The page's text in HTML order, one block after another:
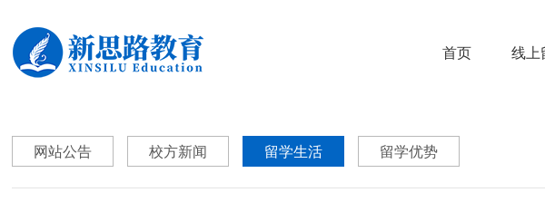
首页 线上
网站公告 校方新闻 留学生活 留学优势